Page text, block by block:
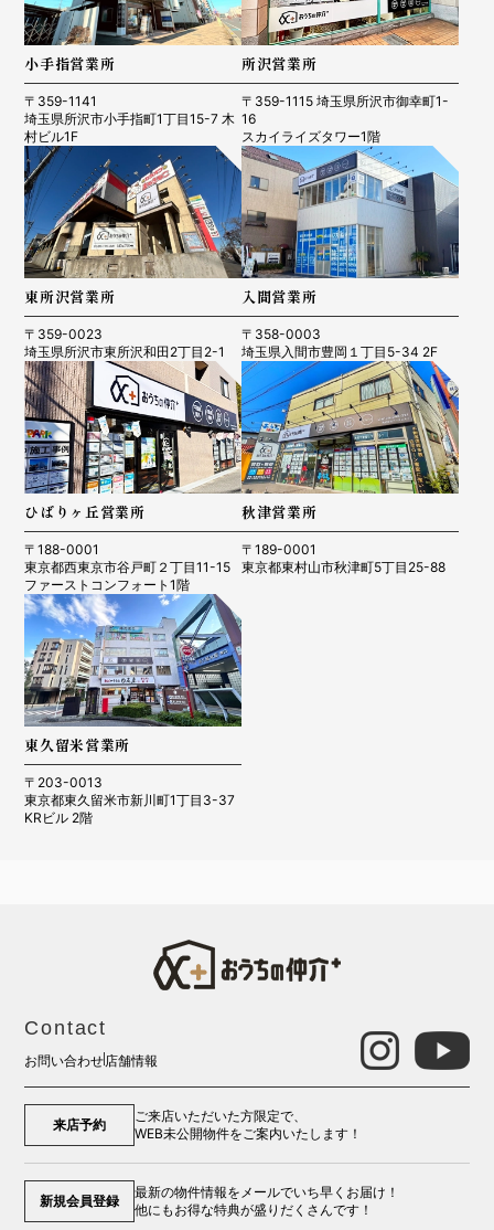
小手指営業所
〒359-1141
埼玉県所沢市小手指町1丁目15-7 木
村ビル1F
所沢営業所
〒359-1115 埼玉県所沢市御幸町1-
16
スカイライズタワー1階
東所沢営業所
〒359-0023
埼玉県所沢市東所沢和田2丁目2-1
入間営業所
〒358-0003
埼玉県入間市豊岡１丁目5-34 2F
ひばりヶ丘営業所
〒188-0001
東京都西東京市谷戸町２丁目11-15
ファーストコンフォート1階
秋津営業所
〒189-0001
東京都東村山市秋津町5丁目25-88
東久留米営業所
〒203-0013
東京都東久留米市新川町1丁目3-37
KRビル 2階
Contact
お問い合わせ店舗情報
来店予約
ご来店いただいた方限定で、
WEB未公開物件をご案内いたします！
新規会員登録
最新の物件情報をメールでいち早くお届け！
他にもお得な特典が盛りだくさんです！